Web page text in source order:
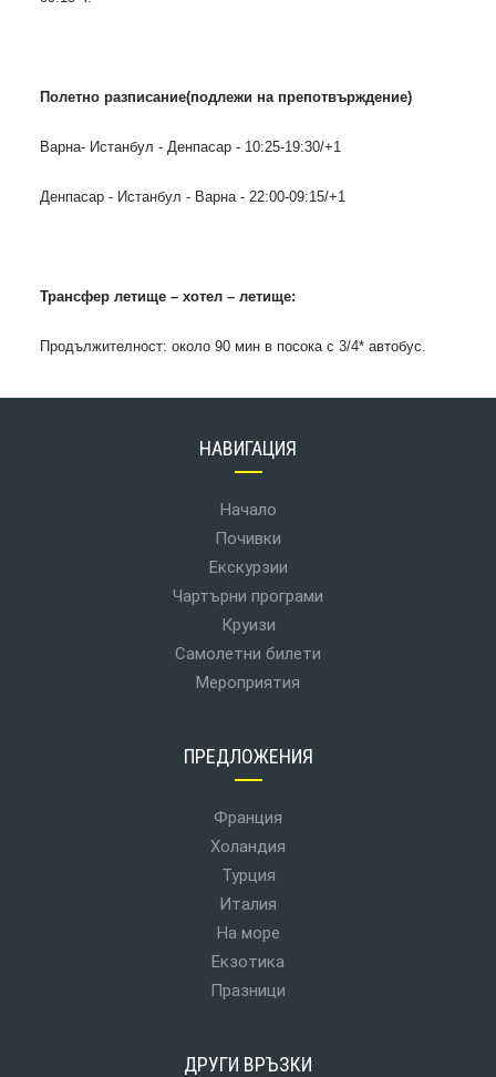
Полетно разписание(подлежи на препотвърждение)
Варна- Истанбул - Денпасар - 10:25-19:30/+1
Денпасар - Истанбул - Варна - 22:00-09:15/+1
Трансфер летище – хотел – летище:
Продължителност: около 90 мин в посока с 3/4* автобус.
НАВИГАЦИЯ
Начало
Почивки
Екскурзии
Чартърни програми
Круизи
Самолетни билети
Мероприятия
ПРЕДЛОЖЕНИЯ
Франция
Холандия
Турция
Италия
На море
Екзотика
Празници
ДРУГИ ВРЪЗКИ